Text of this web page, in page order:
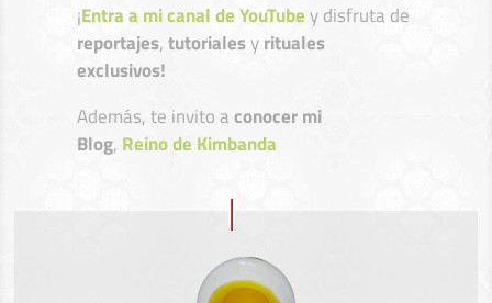
¡Entra a mi canal de YouTubey disfruta de
reportajes,tutorialesyrituales
exclusivos!
Además, te invito aconocer mi
Blog, Reino de Kimbanda